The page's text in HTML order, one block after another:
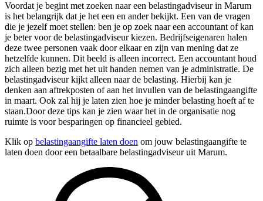
Voordat je begint met zoeken naar een belastingadviseur in Marum
is het belangrijk dat je het een en ander bekijkt. Een van de vragen
die je jezelf moet stellen: ben je op zoek naar een accountant of kan
je beter voor de belastingadviseur kiezen. Bedrijfseigenaren halen
deze twee personen vaak door elkaar en zijn van mening dat ze
hetzelfde kunnen. Dit beeld is alleen incorrect. Een accountant houd
zich alleen bezig met het uit handen nemen van je administratie. De
belastingadviseur kijkt alleen naar de belasting. Hierbij kan je
denken aan aftrekposten of aan het invullen van de belastingaangifte
in maart. Ook zal hij je laten zien hoe je minder belasting hoeft af te
staan.Door deze tips kan je zien waar het in de organisatie nog
ruimte is voor besparingen op financieel gebied.
Klik op belastingaangifte laten doen om jouw belastingaangifte te
laten doen door een betaalbare belastingadviseur uit Marum.